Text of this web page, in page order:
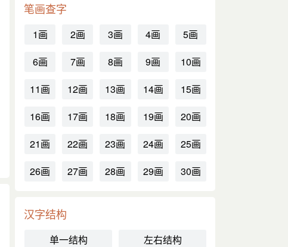
笔画查字
1画 2画 3画 4画
5画
6画
7画 8画 9画
10画
11画
12画 13画 14画
15画
16画
17画 18画 19画
20画
21画
22画 23画 24画
25画
26画
27画 28画 29画 30画
汉字结构
单一结构
左右结构